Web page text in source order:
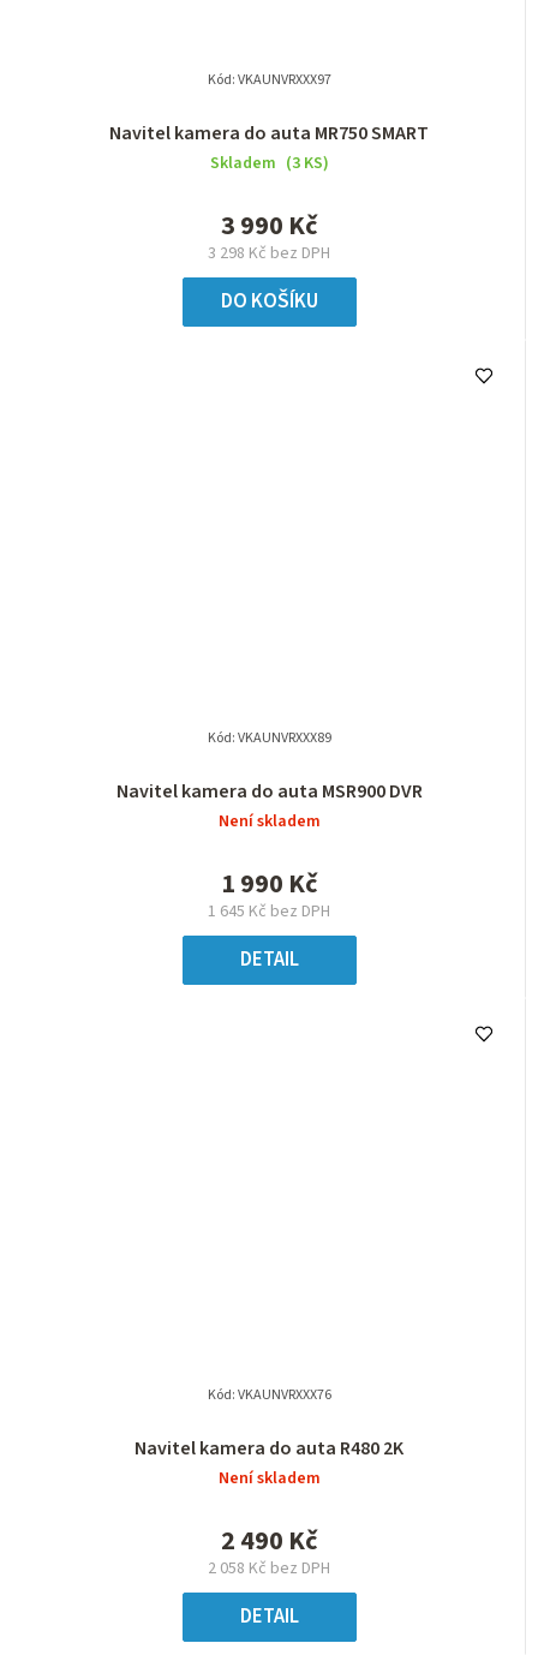
Navitel kamera do auta MR750 SMART
Skladem (3 KS)
3 298 Kč bez DPH
3 990 Kč
DO KOŠÍKU
Kód:VKAUNVRXXX97
Navitel kamera do auta MSR900 DVR
Není skladem
1 645 Kč bez DPH
1 990 Kč
DETAIL
Kód:VKAUNVRXXX89
Navitel kamera do auta R480 2K
Není skladem
2 058 Kč bez DPH
2 490 Kč
DETAIL
Kód:VKAUNVRXXX76